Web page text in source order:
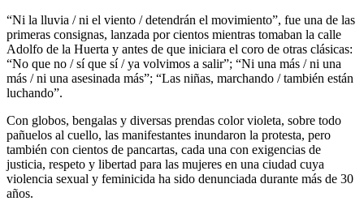
“Ni la lluvia / ni el viento / detendrán el movimiento”, fue una de las
primeras consignas, lanzada por cientos mientras tomaban la calle
Adolfo de la Huerta y antes de que iniciara el coro de otras clásicas:
“No que no / sí que sí / ya volvimos a salir”; “Ni una más / ni una
más / ni una asesinada más”; “Las niñas, marchando / también están
luchando”.
Con globos, bengalas y diversas prendas color violeta, sobre todo
pañuelos al cuello, las manifestantes inundaron la protesta, pero
también con cientos de pancartas, cada una con exigencias de
justicia, respeto y libertad para las mujeres en una ciudad cuya
violencia sexual y feminicida ha sido denunciada durante más de 30
años.